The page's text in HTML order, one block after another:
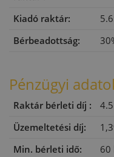
Kiadó raktár:
Bérbeadottság:
Pénzügyi
Raktár bérleti díj :
Üzemeltetési díj:
Min. bérleti idő:
60